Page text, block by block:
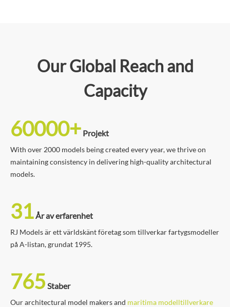
Our Global Reach and
Capacity
60000+ Projekt
With over 2000 models being created every year, we thrive on
maintaining consistency in delivering high-quality architectural
models.
31År av erfarenhet
RJ Models är ett världskänt företag som tillverkar fartygsmodeller
på A-listan, grundat 1995.
765 Staber
Our architectural model makers and maritima modelltillverkare